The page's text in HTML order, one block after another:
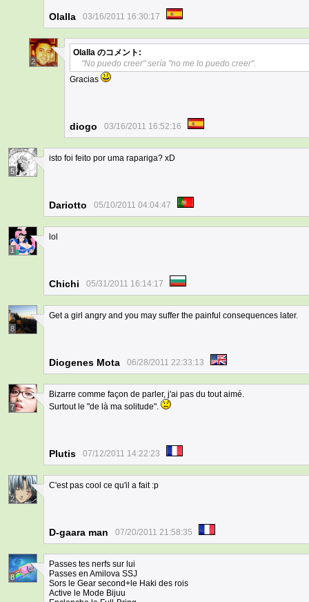
Olalla 03/16/2011 16:30:17
2
Olalla のコメント:
"No puedo creer" sería "no me lo puedo creer".
Gracias
diogo 03/16/2011 16:52:16
5
isto foi feito por uma rapariga? xD
Dariotto 05/10/2011 04:04:47
1
lol
Chichi 05/31/2011 16:14:17
8
Get a girl angry and you may suffer the painful consequences later.
Diogenes Mota 06/28/2011 22:33:13
7
Bizarre comme façon de parler, j'ai pas du tout aimé.
Surtout le "de là ma solitude".
Plutis 07/12/2011 14:22:23
2
C'est pas cool ce qu'il a fait :p
D-gaara man 07/20/2011 21:58:35
8
Passes tes nerfs sur lui
Passes en Amilova SSJ
Sors le Gear second+le Haki des rois
Active le Mode Bijuu